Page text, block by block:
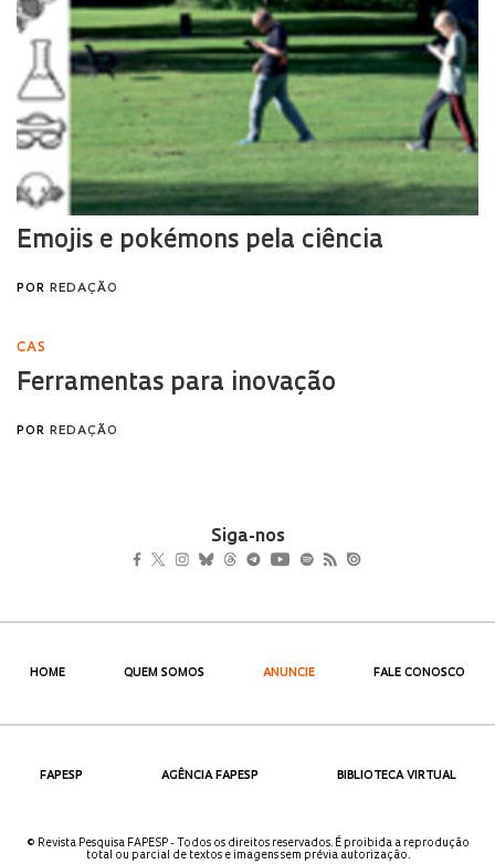
Siga-nos
HOME QUEM SOMOS ANUNCIE FALE CONOSCO
FAPESP AGÊNCIA FAPESP BIBLIOTECA VIRTUAL
© Revista Pesquisa FAPESP - Todos os direitos reservados. É proibida a reprodução
total ou parcial de textos e imagens sem prévia autorização.